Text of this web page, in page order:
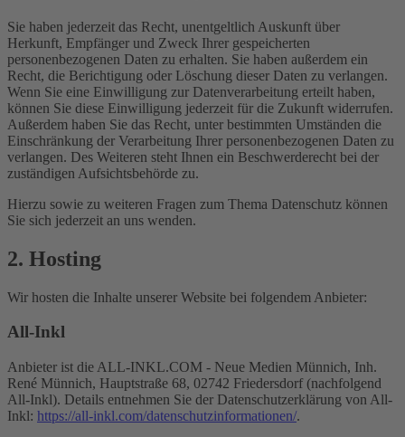
Sie haben jederzeit das Recht, unentgeltlich Auskunft über
Herkunft, Empfänger und Zweck Ihrer gespeicherten
personenbezogenen Daten zu erhalten. Sie haben außerdem ein
Recht, die Berichtigung oder Löschung dieser Daten zu verlangen.
Wenn Sie eine Einwilligung zur Datenverarbeitung erteilt haben,
können Sie diese Einwilligung jederzeit für die Zukunft widerrufen.
Außerdem haben Sie das Recht, unter bestimmten Umständen die
Einschränkung der Verarbeitung Ihrer personenbezogenen Daten zu
verlangen. Des Weiteren steht Ihnen ein Beschwerderecht bei der
zuständigen Aufsichtsbehörde zu.
Hierzu sowie zu weiteren Fragen zum Thema Datenschutz können
Sie sich jederzeit an uns wenden.
2. Hosting
Wir hosten die Inhalte unserer Website bei folgendem Anbieter:
All-Inkl
Anbieter ist die ALL-INKL.COM - Neue Medien Münnich, Inh.
René Münnich, Hauptstraße 68, 02742 Friedersdorf (nachfolgend
All-Inkl). Details entnehmen Sie der Datenschutzerklärung von All-
Inkl: https://all-inkl.com/datenschutzinformationen/.